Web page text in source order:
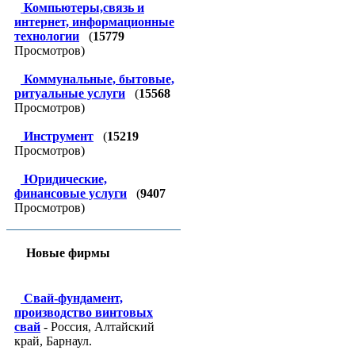
Компьютеры,связь и
интернет, информационные
технологии
(15779
Просмотров)
Коммунальные, бытовые,
ритуальные услуги
(15568
Просмотров)
Инструмент (15219
Просмотров)
Юридические,
финансовые услуги
(9407
Просмотров)
Новые фирмы
Свай-фундамент,
производство винтовых
свай - Россия, Алтайский
край, Барнаул.